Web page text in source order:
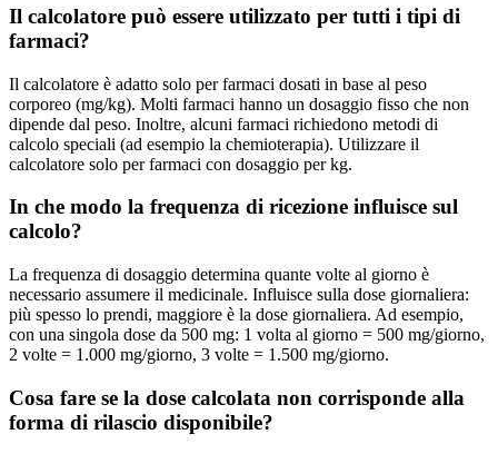
Il calcolatore può essere utilizzato per tutti i tipi di
farmaci?
Il calcolatore è adatto solo per farmaci dosati in base al peso
corporeo (mg/kg). Molti farmaci hanno un dosaggio fisso che non
dipende dal peso. Inoltre, alcuni farmaci richiedono metodi di
calcolo speciali (ad esempio la chemioterapia). Utilizzare il
calcolatore solo per farmaci con dosaggio per kg.
In che modo la frequenza di ricezione influisce sul
calcolo?
La frequenza di dosaggio determina quante volte al giorno è
necessario assumere il medicinale. Influisce sulla dose giornaliera:
più spesso lo prendi, maggiore è la dose giornaliera. Ad esempio,
con una singola dose da 500 mg: 1 volta al giorno = 500 mg/giorno,
2 volte = 1.000 mg/giorno, 3 volte = 1.500 mg/giorno.
Cosa fare se la dose calcolata non corrisponde alla
forma di rilascio disponibile?